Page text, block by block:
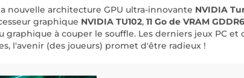
nouvelle architecture GPU ultra-innovante NVIDIA
graphique NVIDIA TU102, 11 Go de VRAM GDDR6
à couper le souffle. Les derniers jeux PC
l'avenir (des joueurs) promet d'être radieux !